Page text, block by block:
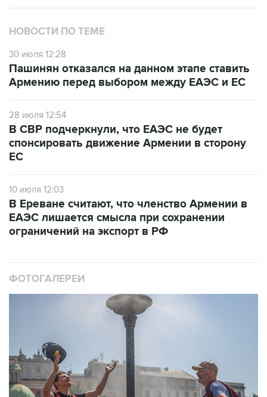
НОВОСТИ ПО ТЕМЕ
30 июля 12:28
Армению перед выбором между ЕАЭС и ЕС
28 июля 12:54
спонсировать движение Армении в сторону
ЕС
ЕАЭС лишается смысла при сохранении
ограничений на экспорт в РФ